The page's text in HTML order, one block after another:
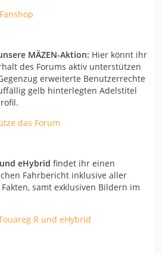
MÄZEN-Aktion: Hier könnt ihr
des Forums aktiv unterstützen
erweiterte Benutzerrechte
gelb hinterlegten Adelstitel
das Forum
eHybrid findet ihr einen
Fahrbericht inklusive aller
samt exklusiven Bildern im
R und eHybrid